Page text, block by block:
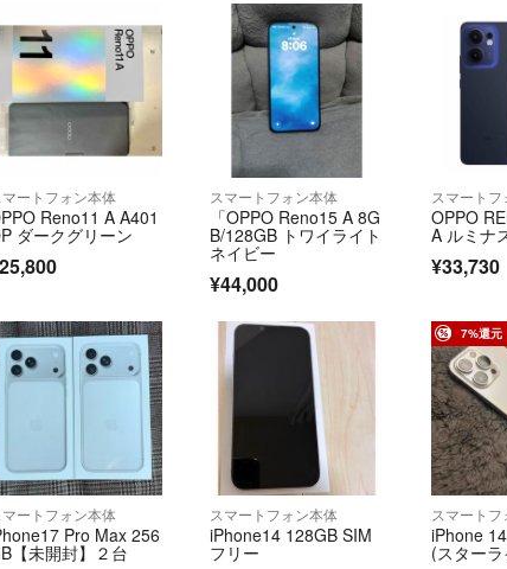
マートフォン本体
Reno11 A A401
ダークグリーン
スマートフォン本体
「OPPO Reno15 A 8G
B/128GB トワイライト
ネイビー
¥44,000
スマート
OPPO
A ルミナ
¥33,730
マートフォン本体
Pro Max 256
【未開封】２台
スマートフォン本体
iPhone14 128GB SIM
フリー
7%還元
スマート
iPhone
(スター